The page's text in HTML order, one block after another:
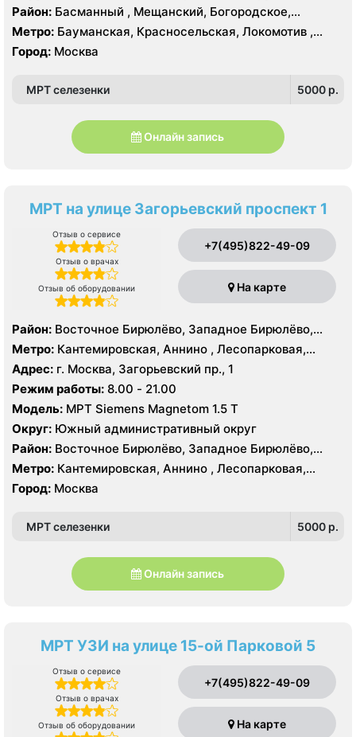
Район: Басманный , Мещанский, Богородское,
Восточный, Восточное Измайлово, Гольяново,
Измайлово, Метрогородок, Северное Измайлово,
Соколиная Гора, Сокольники, Лефортово
Метро: Бауманская, Красносельская, Локомотив ,
Преображенская площадь, Сокольники, Черкизовская,
Электрозаводская
Город: Москва
МРТ селезенки 5000 p.
Онлайн запись
МРТ на улице Загорьевский проспект 1
Отзыв о сервисе
Отзыв о врачах
Отзыв об оборудовании
+7(495)822-49-09
На карте
Район: Восточное Бирюлёво, Западное Бирюлёво,
Москворечье-Сабурово, Северное Орехово-Борисово,
Южное Орехово-Борисово, Царицыно, Северное
Чертаново, Центральное Чертаново, Южное Чертаново
, Южное Чертаново , Северное Бутово
Метро: Кантемировская, Аннино , Лесопарковая,
Пражская, Улица Академика Янгеля, Улица
Старокачаловская, Царицыно, Южная
Адрес: г. Москва, Загорьевский пр., 1
Режим работы: 8.00 - 21.00
Модель: МРТ Siemens Magnetom 1.5 Т
Округ: Южный административный округ
Район: Восточное Бирюлёво, Западное Бирюлёво,
Москворечье-Сабурово, Северное Орехово-Борисово,
Южное Орехово-Борисово, Царицыно, Северное
Чертаново, Центральное Чертаново, Южное Чертаново
Метро: Кантемировская, Аннино , Лесопарковая,
Пражская, Улица Академика Янгеля, Улица
Старокачаловская, Царицыно, Южная
Город: Москва
МРТ селезенки 5000 p.
Онлайн запись
МРТ УЗИ на улице 15-ой Парковой 5
Отзыв о сервисе
Отзыв о врачах
Отзыв об оборудовании
+7(495)822-49-09
На карте